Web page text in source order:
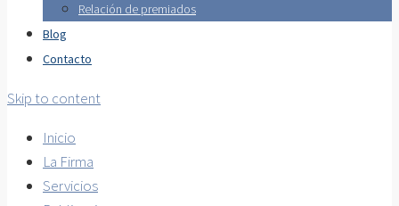
Relación de premiados
Blog
Contacto
Skip to content
Inicio
La Firma
Servicios